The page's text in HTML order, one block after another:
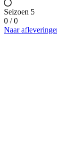
Seizoen 5
0 / 0
Naar